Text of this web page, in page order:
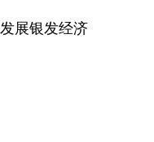
展银发经济